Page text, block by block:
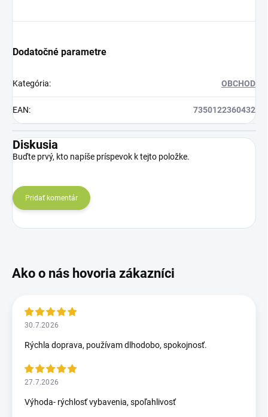
Dodatočné parametre
Kategória: OBCHOD
EAN: 7350122360432
Diskusia
Buďte prvý, kto napíše príspevok k tejto položke.
Pridať komentár
30.7.2026
Rýchla doprava, používam dlhodobo, spokojnosť.
27.7.2026
Výhoda- rýchlosť vybavenia, spoľahlivosť